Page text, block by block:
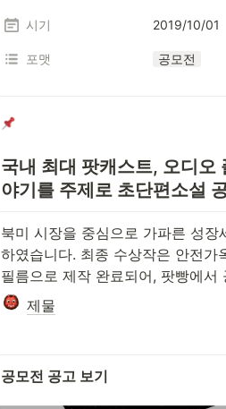
시기 2019/10/01
포맷 공모전
국내 최대 팟캐스트, 오디오
야기를 주제로 초단편소설
북미 시장을 중심으로 가파른 성
하였습니다. 최종 수상작은 안전가
필름으로 제작 완료되어, 팟빵에서
제물
공모전 공고 보기